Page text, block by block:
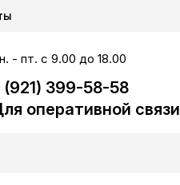
- пт. с 9.00 до 18.00
(921) 399-58-58
оперативной связи